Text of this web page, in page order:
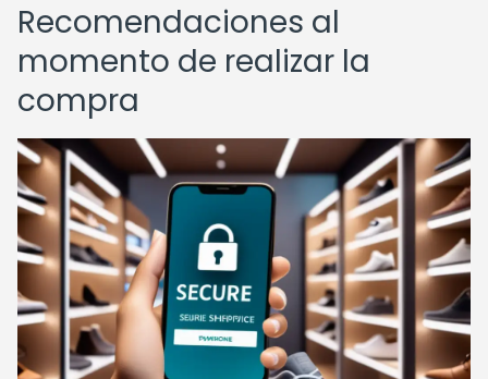
Recomendaciones al
momento de realizar la
compra